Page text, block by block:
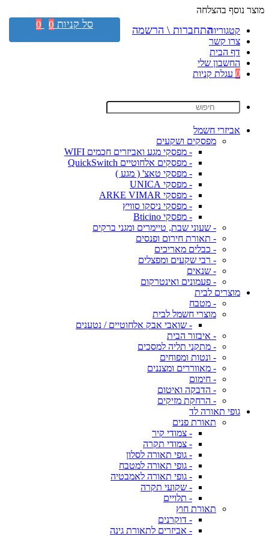
מוצר נוסף בהצלחה
קטגוריות
צרו קשר
דף הבית
החשבון שלי
0 עגלת קניות
אביזרי חשמל
מפסקים ושקעים
- מפסקי מגע ואביזרים חכמים WIFI
- מפסקים אלחוטיים QuickSwitch
- מפסקי טאצ' ( מגע )
- מפסקי UNICA
- מפסקי ARKE VIMAR
- מפסקי ניסקו סוויץ
- מפסקי Bticino
- שעוני שבת, טיימרים ומגני ברקים
- תאורת חירום ופנסים
- כבלים מאריכים
- רבי שקעים ומפצלים
- שנאים
- פעמונים ואינטרקום
מוצרים לבית
- מטבח
מוצרי חשמל לבית
- שואבי אבק אלחוטיים / נטענים
- איבזור הבית
- מתקני תליה למסכים
- ונטות ומפוחים
- מאווררים ומצננים
- חימום
- הדבקה ואיטום
- הרחקת מזיקים
גופי תאורה לד
תאורת פנים
- צמודי קיר
- צמודי תקרה
- גופי תאורה לסלון
- גופי תאורה למטבח
- גופי תאורה לאמבטיה
- שקועי תקרה
- תלויים
תאורת חוץ
- דוקרנים
- אביזרים לתאורת גינה
התחברות \ הרשמה סל קניות 0
0